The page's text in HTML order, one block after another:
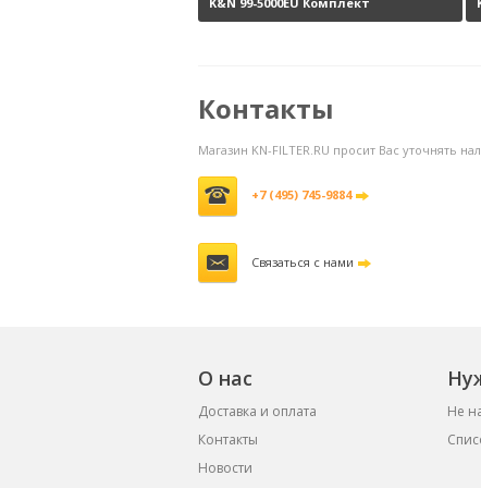
Контакты
Магазин KN-FILTER.RU просит Вас уточнять
+7 (495) 745-9884
Связаться с нами
О нас
Доставка и оплата
Не
Контакты
Новости